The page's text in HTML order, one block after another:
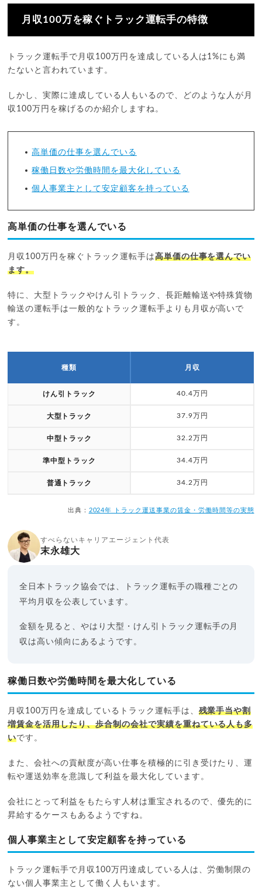
月収100万を稼ぐトラック運転手の特徴
トラック運転手で月収100万円を達成している人は1%にも満
たないと言われています。
しかし、実際に達成している人もいるので、どのような人が月
収100万円を稼げるのか紹介しますね。
高単価の仕事を選んでいる
稼働日数や労働時間を最大化している
個人事業主として安定顧客を持っている
高単価の仕事を選んでいる
月収100万円を稼ぐトラック運転手は高単価の仕事を選んでい
ます。
特に、大型トラックやけん引トラック、長距離輸送や特殊貨物
輸送の運転手は一般的なトラック運転手よりも月収が高いで
す。
種類 月収
けん引トラック 40.4万円
大型トラック 37.9万円
中型トラック 32.2万円
準中型トラック 34.4万円
普通トラック 34.2万円
出典： 2024年 トラック運送事業の賃金・労働時間等の実態
すべらないキャリアエージェント代表
末永雄大
全日本トラック協会では、トラック運転手の職種ごとの
平均月収を公表しています。
金額を見ると、やはり大型・けん引トラック運転手の月
収は高い傾向にあるようです。
稼働日数や労働時間を最大化している
月収100万円を達成しているトラック運転手は、 残業手当や割
増賃金を活用したり、歩合制の会社で実績を重ねている人も多
いです。
また、会社への貢献度が高い仕事を積極的に引き受けたり、運
転や運送効率を意識して利益を最大化しています。
会社にとって利益をもたらす人材は重宝されるので、優先的に
昇給するケースもあるようですね。
個人事業主として安定顧客を持っている
トラック運転手で月収100万円達成している人は、労働制限の
ない個人事業主として働く人もいます。